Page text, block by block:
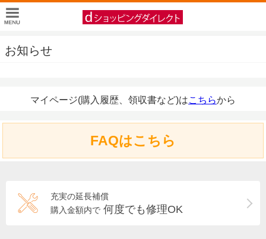
お知らせ
マイページ(購入履歴、領収書など)はこちらから
FAQはこちら
充実の延長補償
購入金額内で 何度でも修理OK